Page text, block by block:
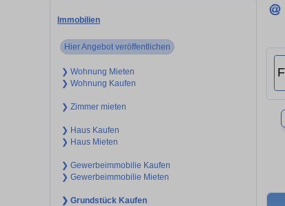
Immobilien
Hier Angebot veröffentlichen
❯ Wohnung Mieten
❯ Wohnung Kaufen
❯ Zimmer mieten
❯ Haus Kaufen
❯ Haus Mieten
❯ Gewerbeimmobilie Kaufen
❯ Gewerbeimmobilie Mieten
❯ Grundstück Kaufen